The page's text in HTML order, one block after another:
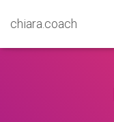
chiara.coach